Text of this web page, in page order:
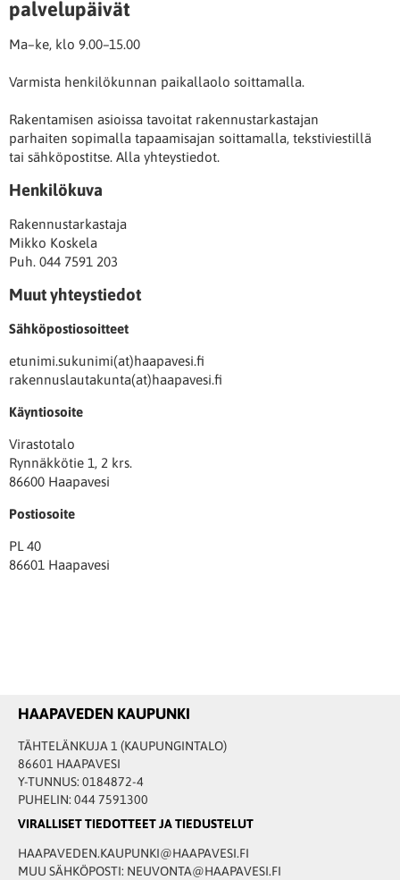
palvelupäivät
Ma–ke, klo 9.00–15.00
Varmista henkilökunnan paikallaolo soittamalla.
Rakentamisen asioissa tavoitat rakennustarkastajan
parhaiten sopimalla tapaamisajan soittamalla, tekstiviestillä
tai sähköpostitse. Alla yhteystiedot.
Henkilökuva
Rakennustarkastaja
Mikko Koskela
Puh. 044 7591 203
Muut yhteystiedot
Sähköpostiosoitteet
etunimi.sukunimi(at)haapavesi.fi
rakennuslautakunta(at)haapavesi.fi
Käyntiosoite
Virastotalo
Rynnäkkötie 1, 2 krs.
86600 Haapavesi
Postiosoite
PL 40
86601 Haapavesi
HAAPAVEDEN KAUPUNKI
TÄHTELÄNKUJA 1 (KAUPUNGINTALO)
86601 HAAPAVESI
Y-TUNNUS: 0184872-4
PUHELIN: 044 7591300
VIRALLISET TIEDOTTEET JA TIEDUSTELUT
HAAPAVEDEN.KAUPUNKI@HAAPAVESI.FI
MUU SÄHKÖPOSTI: NEUVONTA@HAAPAVESI.FI